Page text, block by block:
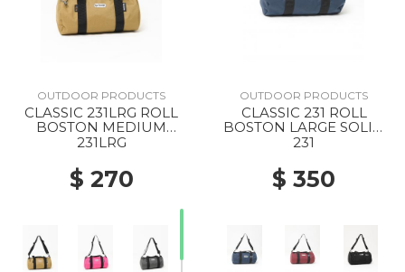
OUTDOOR PRODUCTS
CLASSIC 231LRG ROLL
BOSTON MEDIUM
SOLID BEIGE
231LRG
$ 270
OUTDOOR PRODUCTS
CLASSIC 231 ROLL
BOSTON LARGE SOLID
NAVY
231
$ 350